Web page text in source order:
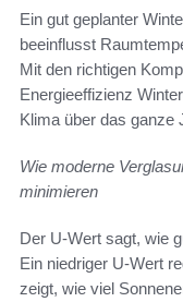
Ein gut geplanter
beeinflusst
Mit den richtigen
Energieeffizienz
Klima über das ganze
Wie moderne
minimieren
Der U-Wert sagt, wie
Ein niedriger U-Wert
zeigt, wie viel